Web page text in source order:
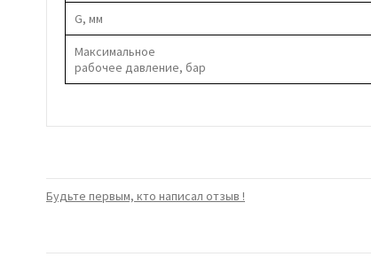
G, мм
Максимальное
рабочее давление, бар
Будьте первым, кто написал отзыв !